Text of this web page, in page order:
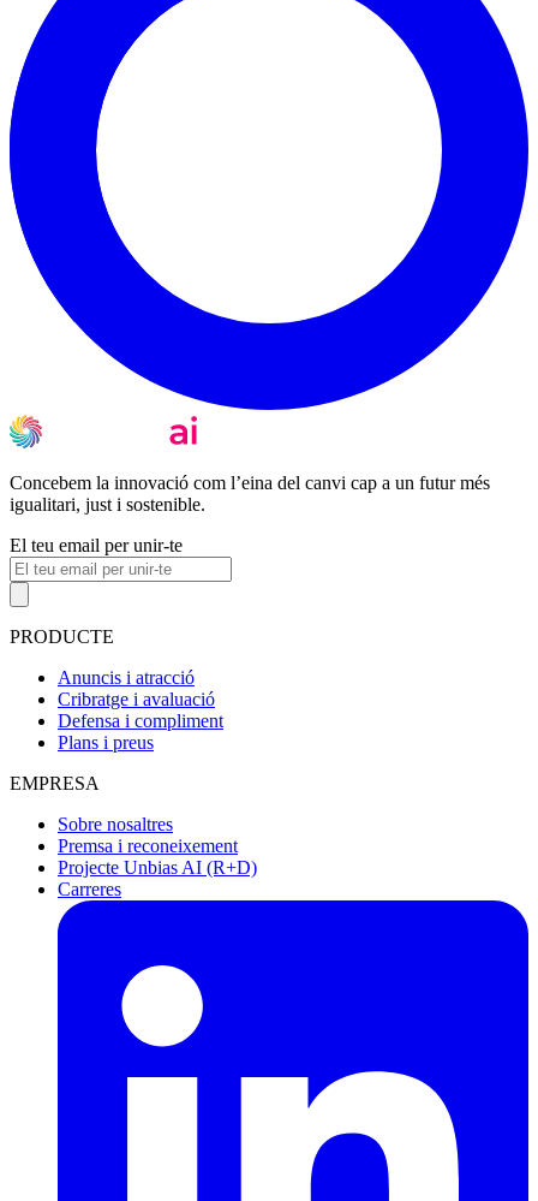
Concebem la innovació com l’eina del canvi cap a un futur més
igualitari, just i sostenible.
El teu email per unir-te
PRODUCTE
Anuncis i atracció
Cribratge i avaluació
Defensa i compliment
Plans i preus
EMPRESA
Sobre nosaltres
Premsa i reconeixement
Projecte Unbias AI (R+D)
Carreres